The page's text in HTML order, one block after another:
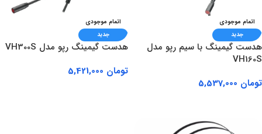
اتمام موجودی
جدید
هدست گیمینگ با سیم رپو مدل
VH160S
تومان
اتمام موجودی
جدید
هدست گیمینگ رپو مدل VH300S
تومان